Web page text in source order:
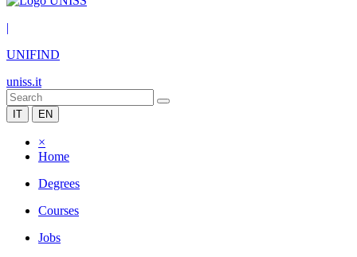
|
UNIFIND
uniss.it
IT EN
×
Home
Degrees
Courses
Jobs